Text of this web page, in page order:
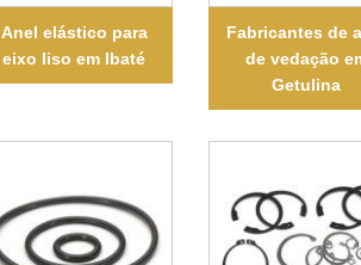
Anel elástico para
eixo liso em Ibaté
Fabricantes de
de vedação
Getulina